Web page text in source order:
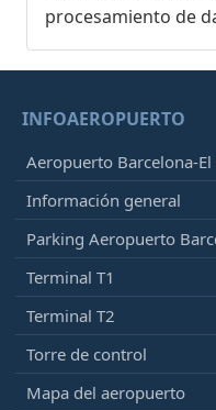
procesamiento de
INFOAEROPUERTO
Aeropuerto Barcelona-El
Información general
Parking Aeropuerto
Terminal T1
Terminal T2
Torre de control
Mapa del aeropuerto